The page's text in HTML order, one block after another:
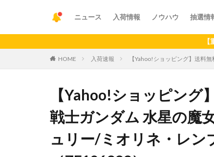
ニュース 入荷情報 ノウハウ 抽選情
【重要】ア
HOME 入荷速報 【Yahoo!ショッピング】送料
【Yahoo!ショッピン
戦士ガンダム 水星の魔
ュリー/ミオリネ・レン